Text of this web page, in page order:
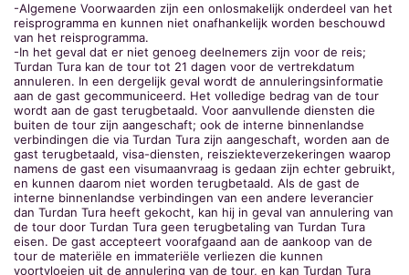
-Algemene Voorwaarden zijn een onlosmakelijk onderdeel van het
reisprogramma en kunnen niet onafhankelijk worden beschouwd
van het reisprogramma.
-In het geval dat er niet genoeg deelnemers zijn voor de reis;
Turdan Tura kan de tour tot 21 dagen voor de vertrekdatum
annuleren. In een dergelijk geval wordt de annuleringsinformatie
aan de gast gecommuniceerd. Het volledige bedrag van de tour
wordt aan de gast terugbetaald. Voor aanvullende diensten die
buiten de tour zijn aangeschaft; ook de interne binnenlandse
verbindingen die via Turdan Tura zijn aangeschaft, worden aan de
gast terugbetaald, visa-diensten, reisziekteverzekeringen waarop
namens de gast een visumaanvraag is gedaan zijn echter gebruikt,
en kunnen daarom niet worden terugbetaald. Als de gast de
interne binnenlandse verbindingen van een andere leverancier
dan Turdan Tura heeft gekocht, kan hij in geval van annulering van
de tour door Turdan Tura geen terugbetaling van Turdan Tura
eisen. De gast accepteert voorafgaand aan de aankoop van de
tour de materiële en immateriële verliezen die kunnen
voortvloeien uit de annulering van de tour, en kan Turdan Tura